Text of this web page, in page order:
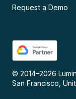
Request a Demo
© 2014–2026
San Francisco,